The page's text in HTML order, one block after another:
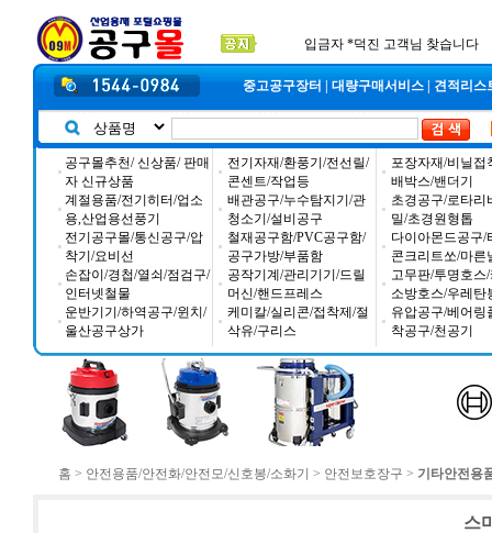
2025년 추석 배송 일정안내
입금자 *덕진 고객님 찾습니다
중고공구장터
대량구매서비스 견적리스
공구몰추천/ 신상품/ 판매
자 신규상품
계절용품/전기히터/업소
용,산업용선풍기
전기공구몰/통신공구/압
착기/요비선
손잡이/경첩/열쇠/점검구/
인터넷철물
운반기기/하역공구/윈치/
울산공구상가
전기자재/환풍기/전선릴/
콘센트/작업등
배관공구/누수탐지기/관
청소기/설비공구
철재공구함/PVC공구함/
공구가방/부품함
공작기계/관리기기/드릴
머신/핸드프레스
케미칼/실리콘/접착제/절
삭유/구리스
포장자재/비닐접
배박스/밴더기
초경공구/로타리
밀/초경원형톱
다이아몬드공구/
콘크리트쏘/마른
고무판/투명호스
소방호스/우레탄
유압공구/베어링
착공구/천공기
홈 > 안전용품/안전화/안전모/신호봉/소화기 > 안전보호장구 > 기타안전용
스